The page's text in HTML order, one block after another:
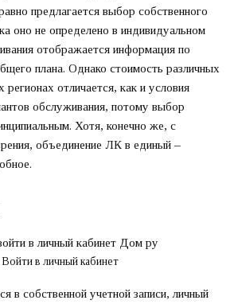
предлагается выбор собственного
оно не определено в индивидуальном
отображается информация по
плана. Однако стоимость различных
регионах отличается, как и условия
обслуживания, потому выбор
Хотя, конечно же, с
объединение ЛК в единый –
Войти в личный кабинет
в собственной учетной записи, личный